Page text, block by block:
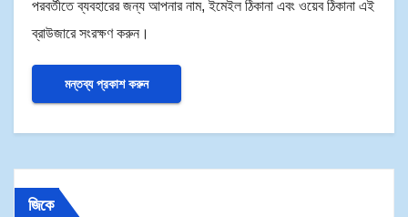
পরবর্তীতে ব্যবহারের জন্য আপনার নাম, ইমেইল ঠিকানা এবং ওয়েব ঠিকানা এই
ব্রাউজারে সংরক্ষণ করুন।
জিকে